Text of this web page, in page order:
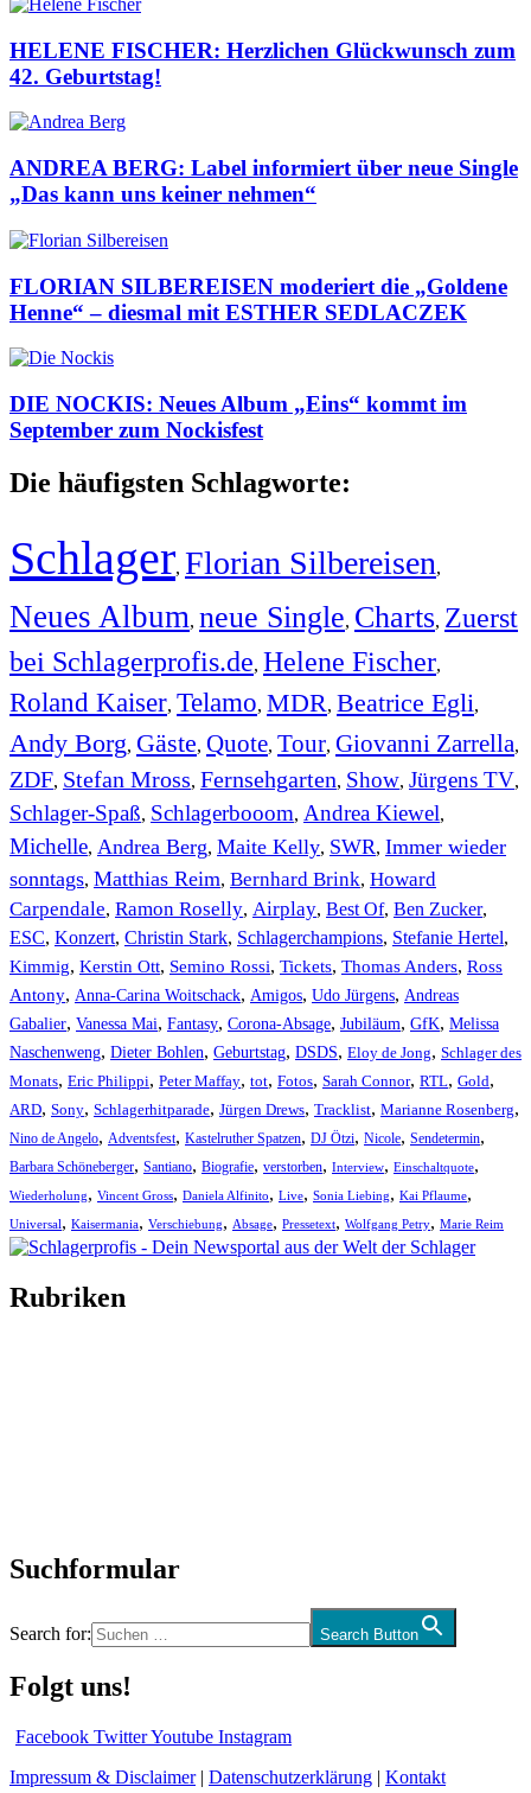
HELENE FISCHER: Herzlichen Glückwunsch zum
42. Geburtstag!
ANDREA BERG: Label informiert über neue Single
„Das kann uns keiner nehmen“
FLORIAN SILBEREISEN moderiert die „Goldene
Henne“ – diesmal mit ESTHER SEDLACZEK
DIE NOCKIS: Neues Album „Eins“ kommt im
September zum Nockisfest
Die häufigsten Schlagworte:
Schlager, Florian Silbereisen,
Neues Album, neue Single, Charts, Zuerst
bei Schlagerprofis.de, Helene Fischer,
Roland Kaiser, Telamo, MDR, Beatrice Egli,
Andy Borg, Gäste, Quote, Tour, Giovanni Zarrella,
ZDF, Stefan Mross, Fernsehgarten, Show, Jürgens TV,
Schlager-Spaß, Schlagerbooom, Andrea Kiewel,
Michelle, Andrea Berg, Maite Kelly, SWR, Immer wieder
sonntags, Matthias Reim, Bernhard Brink, Howard
Carpendale, Ramon Roselly, Airplay, Best Of, Ben Zucker,
ESC, Konzert, Christin Stark, Schlagerchampions, Stefanie Hertel,
Kimmig, Kerstin Ott, Semino Rossi, Tickets, Thomas Anders, Ross
Antony, Anna-Carina Woitschack, Amigos, Udo Jürgens, Andreas
Gabalier, Vanessa Mai, Fantasy, Corona-Absage, Jubiläum, GfK, Melissa
Naschenweng, Dieter Bohlen, Geburtstag, DSDS, Eloy de Jong, Schlager des
Monats, Eric Philippi, Peter Maffay, tot, Fotos, Sarah Connor, RTL, Gold,
ARD, Sony, Schlagerhitparade, Jürgen Drews, Tracklist, Marianne Rosenberg,
Nino de Angelo, Adventsfest, Kastelruther Spatzen, DJ Ötzi, Nicole, Sendetermin,
Barbara Schöneberger, Santiano, Biografie, verstorben, Interview, Einschaltquote,
Wiederholung, Vincent Gross, Daniela Alfinito, Live, Sonia Liebing, Kai Pflaume,
Universal, Kaisermania, Verschiebung, Absage, Pressetext, Wolfgang Petry, Marie Reim
Rubriken
Suchformular
Search for: Search Button
Folgt uns!
Facebook TwitterYoutube Instagram
Impressum & Disclaimer| Datenschutzerklärung | Kontakt